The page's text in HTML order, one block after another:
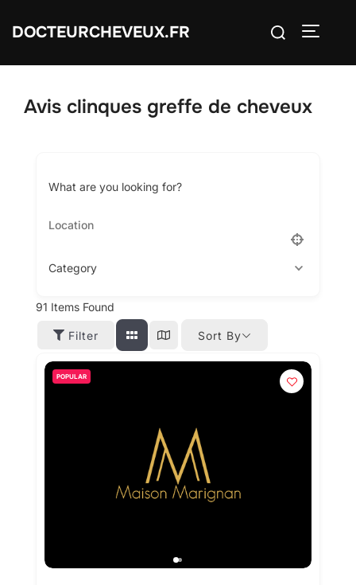
DOCTEURCHEVEUX.FR Rechercher :
Avis clinques greffe de cheveux
What are you looking for?
Category
91 Items Found
Filter Sort By
POPULAR